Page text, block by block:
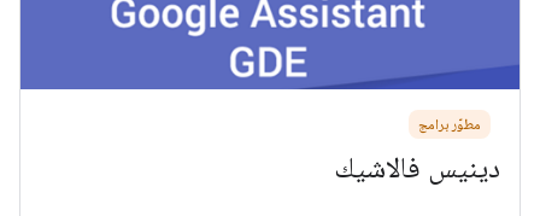
مطوّر برامج
دينيس فالاشيك